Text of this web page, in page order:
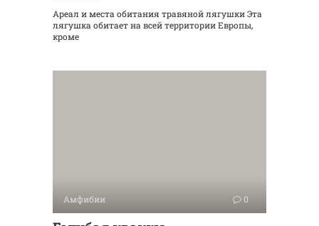
Ареал и места обитания травяной лягушки Эта
лягушка обитает на всей территории Европы,
кроме
Амфибии 0